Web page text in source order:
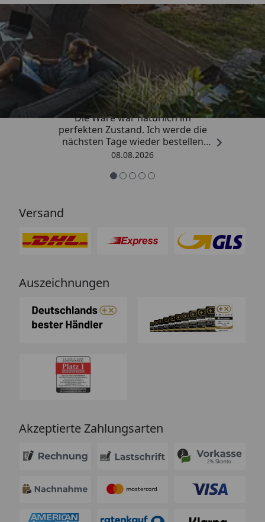
Trusted Shops
4,81/ 5
„Hervorragend schnelle Lieferung.
Die Ware war natürlich im
perfekten Zustand. Ich werde die
nächsten Tage wieder bestellen
Grüße an die Belegschaft gute
08.08.2026
Versand
Auszeichnungen
Akzeptierte Zahlungsarten